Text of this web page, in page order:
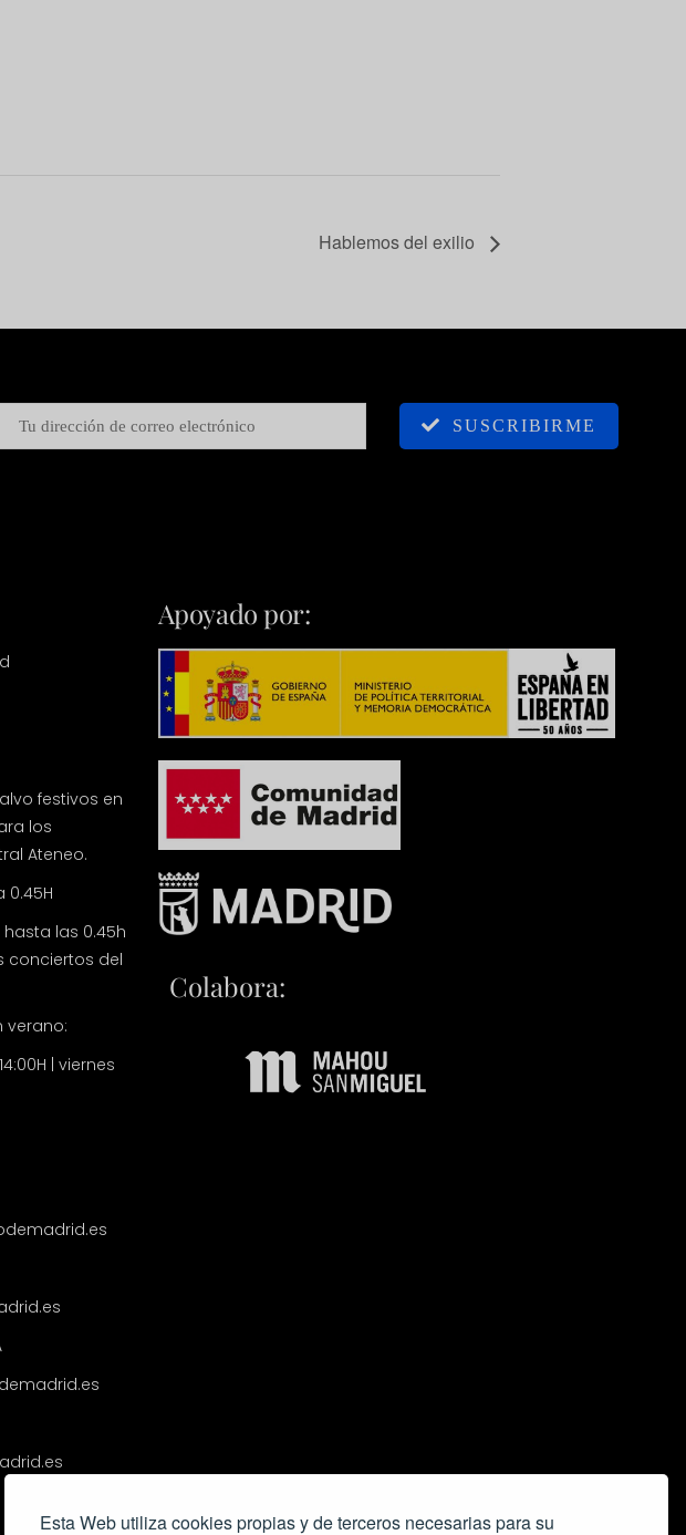
Esta Web utiliza cookies propias y de terceros necesarias para su
Hablemos del exilio
SUSCRIBIRME
festivos en
los
Ateneo.
0.45H
hasta las 0.45h
conciertos del
verano:
| viernes
Apoyado por:
Colabora: